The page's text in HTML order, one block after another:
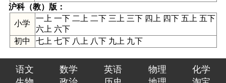
沪科（教）版 ：
小学
一上 一下 二上 二下 三上 三下 四上 四下 五上 五下
六上 六下
初中
七上 七下 八上 八下 九上 九下
语文 数学 英语 物理
化学